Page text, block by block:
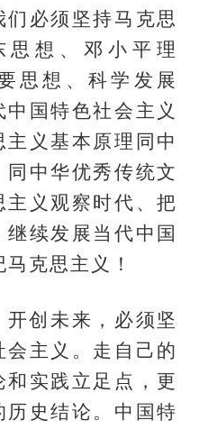
必须坚持马克思
想、邓小平理
思想、科学发展
国特色社会主义
义基本原理同中
同中华优秀传统文
义观察时代、把
续发展当代中国
克思主义！
未来，必须坚
主义。走自己的
实践立足点，更
史结论。中国特